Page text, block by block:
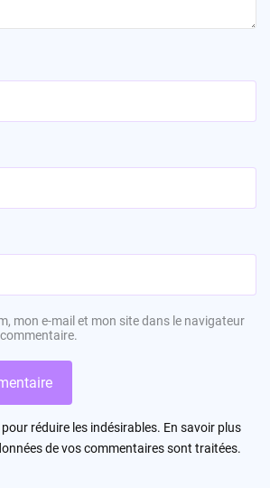
mon e-mail et mon site dans le navigateur
réduire les indésirables. En savoir plus
de vos commentaires sont traitées.